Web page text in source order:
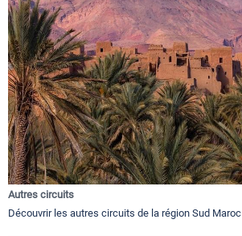
Autres circuits
Découvrir les autres circuits de la région Sud Maroc